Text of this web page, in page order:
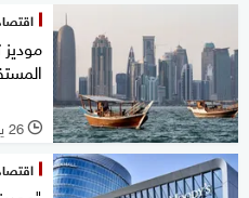
l 26 يناير 2024